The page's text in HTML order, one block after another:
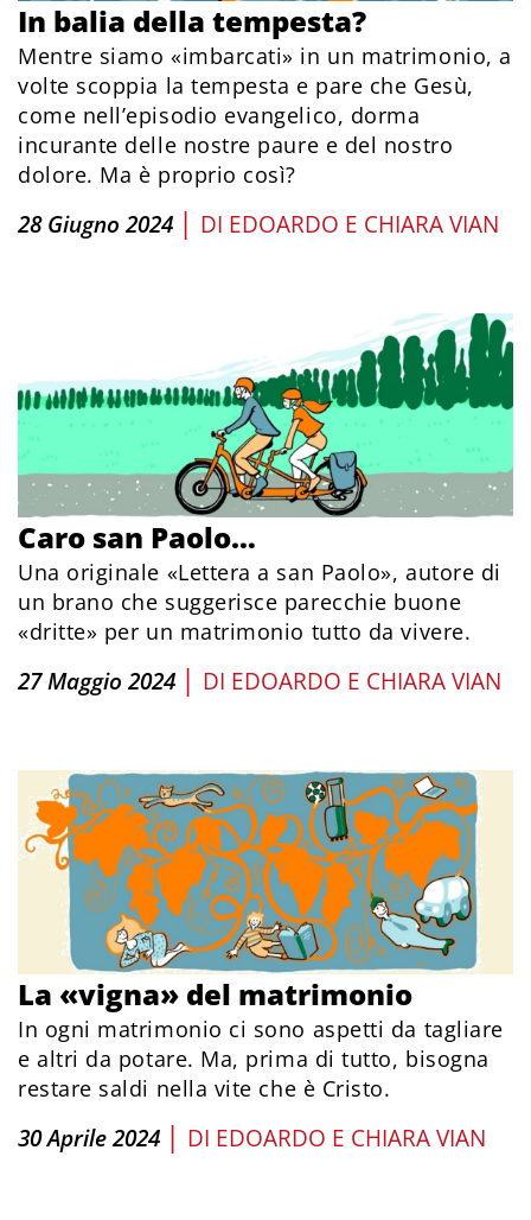
In balia della tempesta?
Mentre siamo «imbarcati» in un matrimonio, a
volte scoppia la tempesta e pare che Gesù,
come nell’episodio evangelico, dorma
incurante delle nostre paure e del nostro
dolore. Ma è proprio così?
28 Giugno 2024 | DI EDOARDO E CHIARA VIAN
Caro san Paolo…
Una originale «Lettera a san Paolo», autore di
un brano che suggerisce parecchie buone
«dritte» per un matrimonio tutto da vivere.
27 Maggio 2024 | DI EDOARDO E CHIARA VIAN
La «vigna» del matrimonio
In ogni matrimonio ci sono aspetti da tagliare
e altri da potare. Ma, prima di tutto, bisogna
restare saldi nella vite che è Cristo.
30 Aprile 2024 | DI EDOARDO E CHIARA VIAN